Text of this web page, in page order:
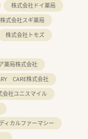
株式会社ドイ薬局
株式会社スギ薬局
株式会社トモズ
薬局株式会社
CARE株式会社
会社ユニスマイル
ィカルファーマシー